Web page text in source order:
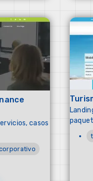
casos